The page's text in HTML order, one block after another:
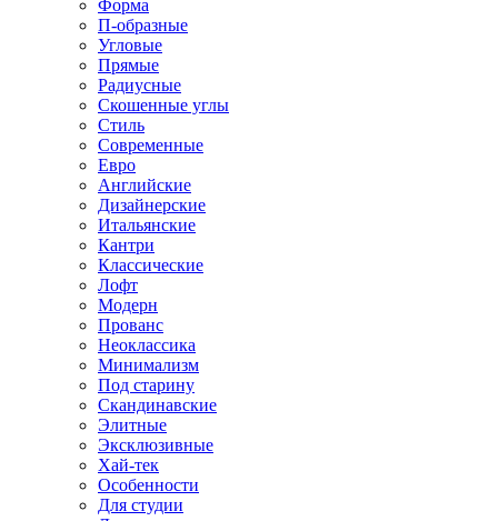
Форма
П-образные
Угловые
Прямые
Радиусные
Скошенные углы
Стиль
Современные
Евро
Английские
Дизайнерские
Итальянские
Кантри
Классические
Лофт
Модерн
Прованс
Неоклассика
Минимализм
Под старину
Скандинавские
Элитные
Эксклюзивные
Хай-тек
Особенности
Для студии